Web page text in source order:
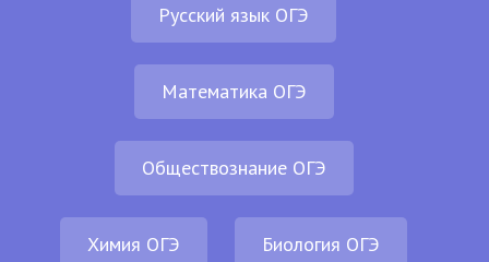
Русский язык ОГЭ
Математика ОГЭ
Обществознание ОГЭ
Химия ОГЭ Биология ОГЭ